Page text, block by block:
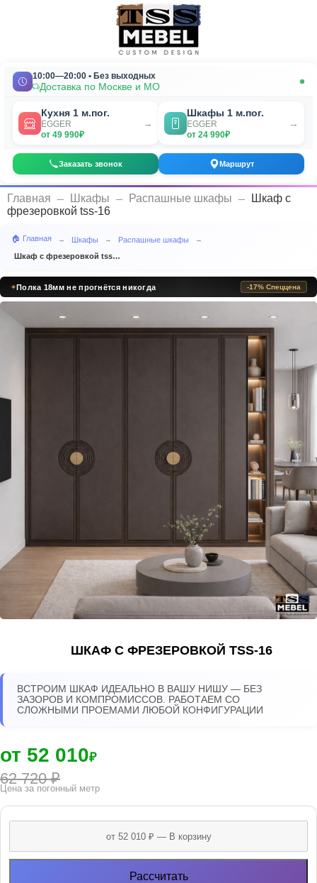
10:00—20:00 • Без выходных
Доставка по Москве и МО
Кухня 1 м.пог.
EGGER
от 49 990₽
→
Шкафы 1 м.пог.
EGGER
от 24 990₽
→
Заказать звонок Маршрут
Главная Шкафы Распашные шкафы
Шкаф с
фрезеровкой tss-16
🏠 Главная → Шкафы → Распашные шкафы →
Шкаф с фрезеровкой tss-16
✦Стандарт рынка 16мм. Мы — выше стандарта -17% Спеццена
ШКАФ С ФРЕЗЕРОВКОЙ TSS-16
ВСТРОИМ ШКАФ ИДЕАЛЬНО В ВАШУ НИШУ — БЕЗ
ЗАЗОРОВ И КОМПРОМИССОВ. РАБОТАЕМ СО
СЛОЖНЫМИ ПРОЕМАМИ ЛЮБОЙ КОНФИГУРАЦИИ
от 52 010₽
62 720₽
Цена за погонный метр
Рассчитать